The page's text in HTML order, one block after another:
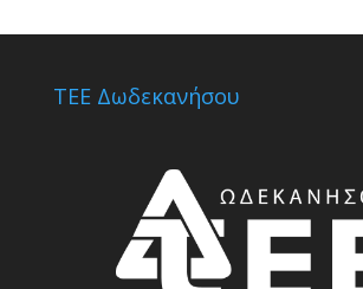
ΤΕΕ Δωδεκανήσου